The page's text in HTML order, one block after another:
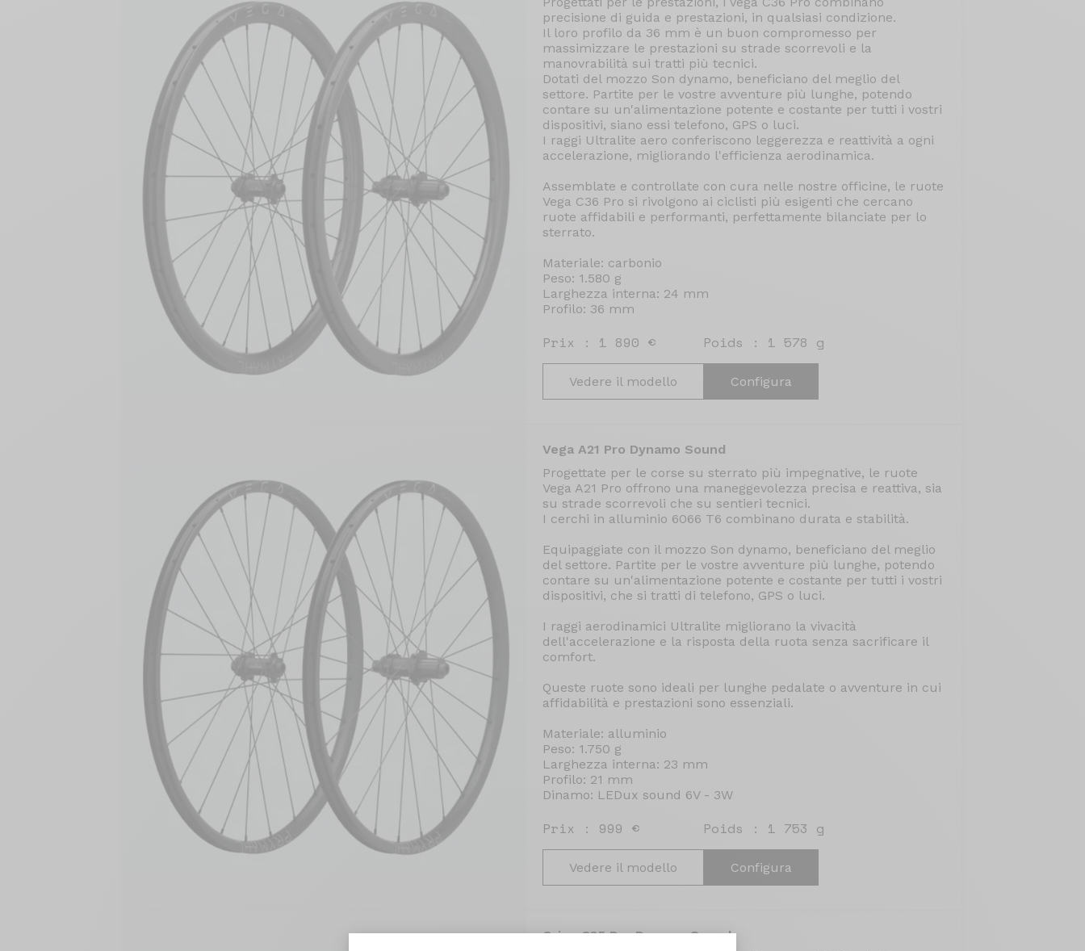
precisione di guida e prestazioni, in qualsiasi condizione.
Il loro profilo da 36 mm è un buon compromesso per
massimizzare le prestazioni su strade scorrevoli e la
manovrabilità sui tratti più tecnici.
Dotati del mozzo Son dynamo, beneficiano del meglio del
settore. Partite per le vostre avventure più lunghe, potendo
contare su un'alimentazione potente e costante per tutti i vostri
dispositivi, siano essi telefono, GPS o luci.
I raggi Ultralite aero conferiscono leggerezza e reattività a ogni
accelerazione, migliorando l'efficienza aerodinamica.
Assemblate e controllate con cura nelle nostre officine, le ruote
Vega C36 Pro si rivolgono ai ciclisti più esigenti che cercano
ruote affidabili e performanti, perfettamente bilanciate per lo
sterrato.
Materiale: carbonio
Peso: 1.580 g
Larghezza interna: 24 mm
Profilo: 36 mm
Prix : 1 890 € Poids : 1 578 g
Vedere il modello Configura
Vega A21 Pro Dynamo Sound
Progettate per le corse su sterrato più impegnative, le ruote
Vega A21 Pro offrono una maneggevolezza precisa e reattiva, sia
su strade scorrevoli che su sentieri tecnici.
I cerchi in alluminio 6066 T6 combinano durata e stabilità.
Equipaggiate con il mozzo Son dynamo, beneficiano del meglio
del settore. Partite per le vostre avventure più lunghe, potendo
contare su un'alimentazione potente e costante per tutti i vostri
dispositivi, che si tratti di telefono, GPS o luci.
I raggi aerodinamici Ultralite migliorano la vivacità
dell'accelerazione e la risposta della ruota senza sacrificare il
comfort.
Queste ruote sono ideali per lunghe pedalate o avventure in cui
affidabilità e prestazioni sono essenziali.
Materiale: alluminio
Peso: 1.750 g
Larghezza interna: 23 mm
Profilo: 21 mm
Dinamo: LEDux sound 6V - 3W
Prix : 999 € Poids : 1 753 g
Vedere il modello Configura
Orion C35 Pro Dynamo Sound